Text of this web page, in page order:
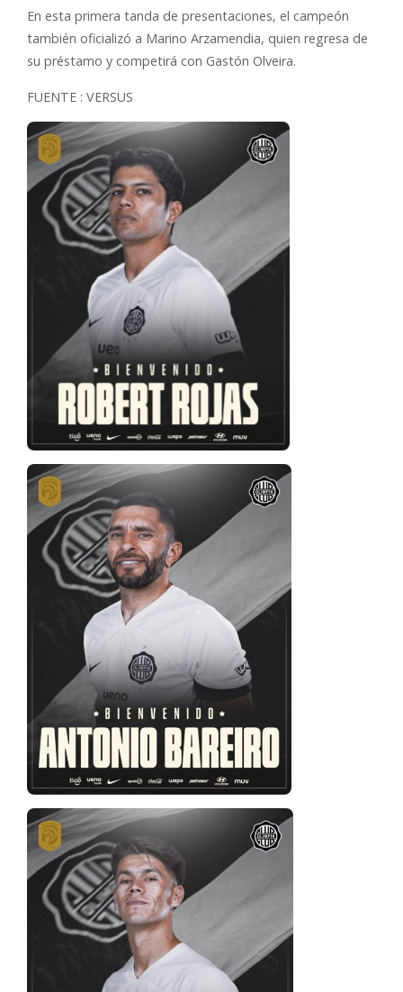
En esta primera tanda de presentaciones, el campeón
también oficializó a Marino Arzamendia, quien regresa de
su préstamo y competirá con Gastón Olveira.
FUENTE : VERSUS